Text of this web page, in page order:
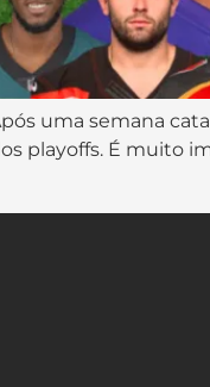
uma semana
playoffs. É muito